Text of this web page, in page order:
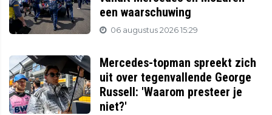
een waarschuwing
06 augustus 2026 15:29
Mercedes-topman spreekt zich
uit over tegenvallende George
Russell: 'Waarom presteer je
niet?'